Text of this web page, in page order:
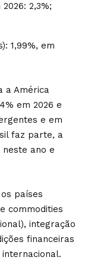
2,3%;
1,99%, em
a América
em 2026 e
e em
faz parte, a
ano e
países
commodities
integração
financeiras